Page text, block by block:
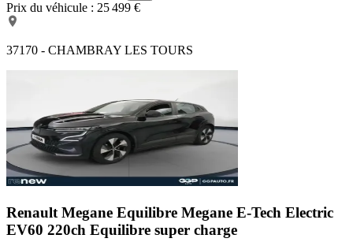
Prix du véhicule : 25 499 €
37170 - CHAMBRAY LES TOURS
Renault Megane Equilibre Megane E-Tech Electric
EV60 220ch Equilibre super charge